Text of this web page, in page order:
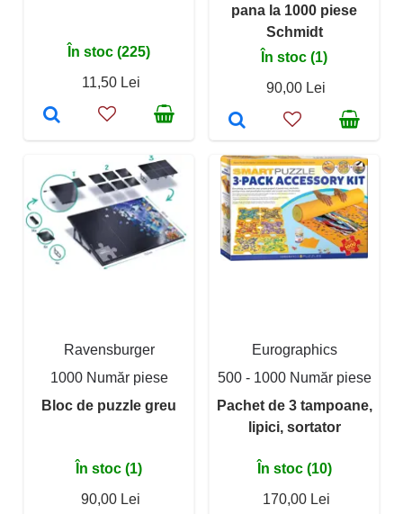
În stoc (225)
11,50 Lei
pana la 1000 piese
Schmidt
În stoc (1)
90,00 Lei
Ravensburger
1000 Număr piese
Bloc de puzzle greu
În stoc (1)
90,00 Lei
Eurographics
500 - 1000 Număr piese
Pachet de 3 tampoane,
lipici, sortator
În stoc (10)
170,00 Lei